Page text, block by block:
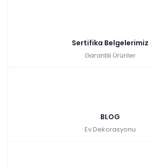
Sertifika Belgelerimiz
Garantili Ürünler
BLOG
Ev Dekorasyonu